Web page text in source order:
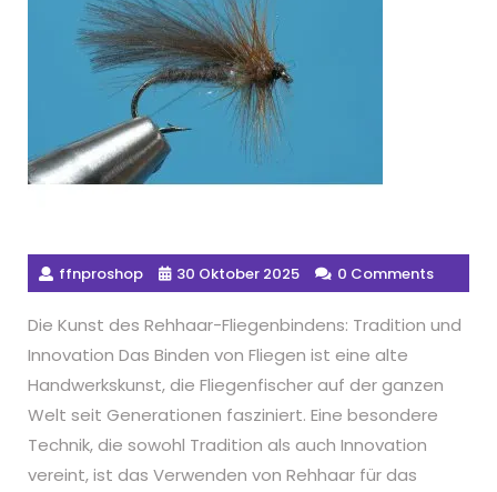
ffnproshop 30 Oktober 2025 0 Comments
Die Kunst des Rehhaar-Fliegenbindens: Tradition und
Innovation Das Binden von Fliegen ist eine alte
Handwerkskunst, die Fliegenfischer auf der ganzen
Welt seit Generationen fasziniert. Eine besondere
Technik, die sowohl Tradition als auch Innovation
vereint, ist das Verwenden von Rehhaar für das